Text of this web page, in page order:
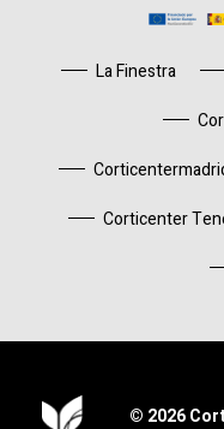
La Finestra
Corticenter
© 2026